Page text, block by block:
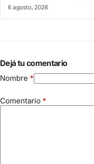
6 agosto, 2026
Dejá tu comentario
Nombre *
Comentario *